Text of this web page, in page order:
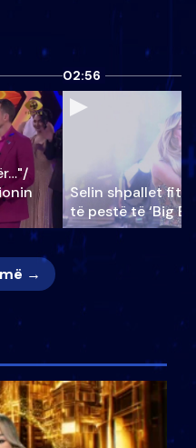
02:56
Selin shpallet
të pestë të ‘Big
→